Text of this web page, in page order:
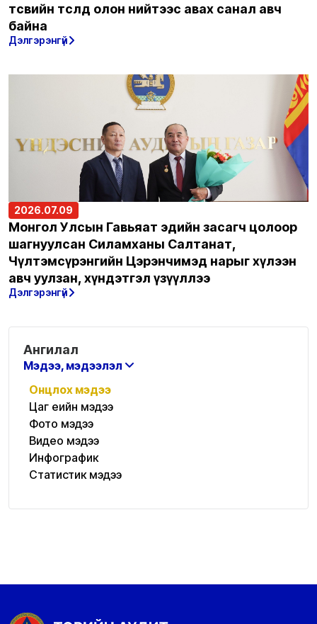
төсвийн төсөлд олон нийтээс авах санал авч
байна
Дэлгэрэнгүй
2026.07.09
Монгол Улсын Гавьяат эдийн засагч цолоор
шагнуулсан Силамханы Салтанат,
Чүлтэмсүрэнгийн Цэрэнчимэд нарыг хүлээн
авч уулзан, хүндэтгэл үзүүллээ
Дэлгэрэнгүй
Ангилал
Мэдээ, мэдээлэл
Онцлох мэдээ
Цаг үеийн мэдээ
Фото мэдээ
Видео мэдээ
Инфографик
Статистик мэдээ